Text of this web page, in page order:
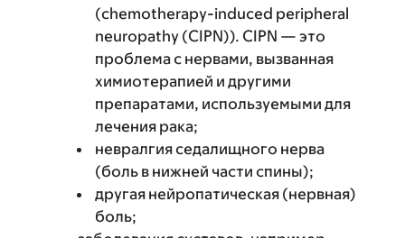
(chemotherapy-induced peripheral
neuropathy (CIPN)). CIPN — это
проблема с нервами, вызванная
химиотерапией и другими
препаратами, используемыми для
лечения рака;
невралгия седалищного нерва
(боль в нижней части спины);
другая нейропатическая (нервная)
боль;